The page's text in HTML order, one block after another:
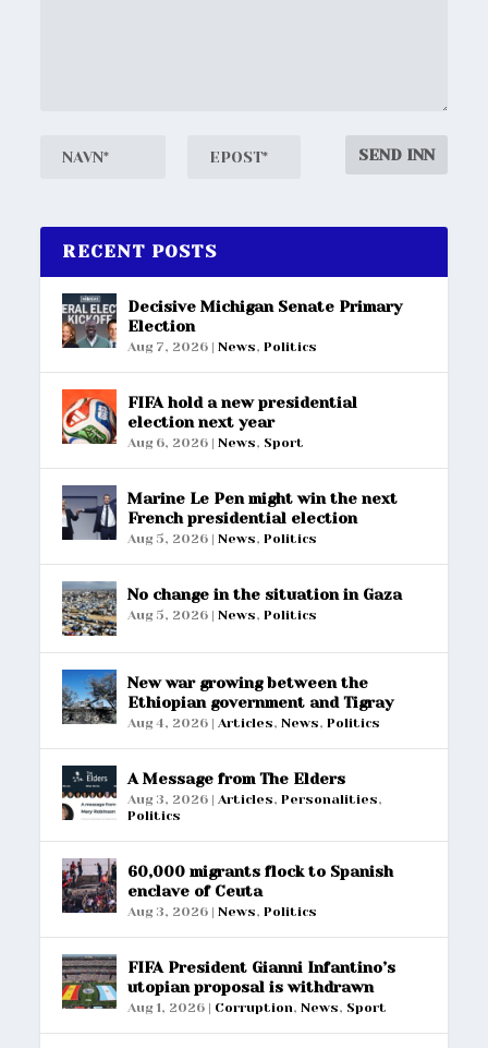
RECENT POSTS
Decisive Michigan Senate Primary
Election
Aug 7, 2026 |News,Politics
FIFA hold a new presidential
election next year
Aug 6, 2026 |News, Sport
Marine Le Pen might win the next
French presidential election
Aug 5, 2026 |News,Politics
No change in the situation in Gaza
Aug 5, 2026 |News,Politics
New war growing between the
Ethiopian government and Tigray
Aug 4, 2026 |Articles,News,Politics
A Message from The Elders
Aug 3, 2026 |Articles,Personalities,
Politics
60,000 migrants flock to Spanish
enclave of Ceuta
Aug 3, 2026 |News,Politics
FIFA President Gianni Infantino’s
utopian proposal is withdrawn
Aug 1, 2026 | Corruption,News, Sport